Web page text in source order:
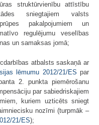
struktūrvienību attīstību
sniegtajiem valsts
pakalpojumiem un
regulējumu veselības
un samaksas jomā;
atbalsts saskaņā ar
lēmumu 2012/21/ES par
2. punkta piemērošanu
par sabiedriskajiem
kuriem uzticēts sniegt
nozīmi (turpmāk –
21/ES);